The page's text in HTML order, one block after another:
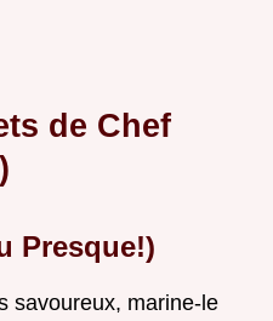
de Chef
Presque!)
savoureux, marine-le